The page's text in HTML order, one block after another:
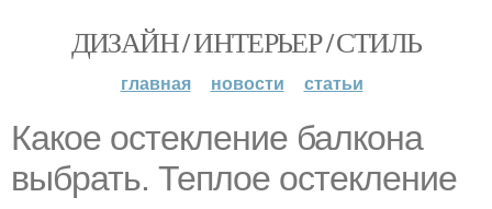
ДИЗАЙН / ИНТЕРЬЕР / СТИЛЬ
главная новости статьи
Какое остекление балкона
выбрать. Теплое остекление